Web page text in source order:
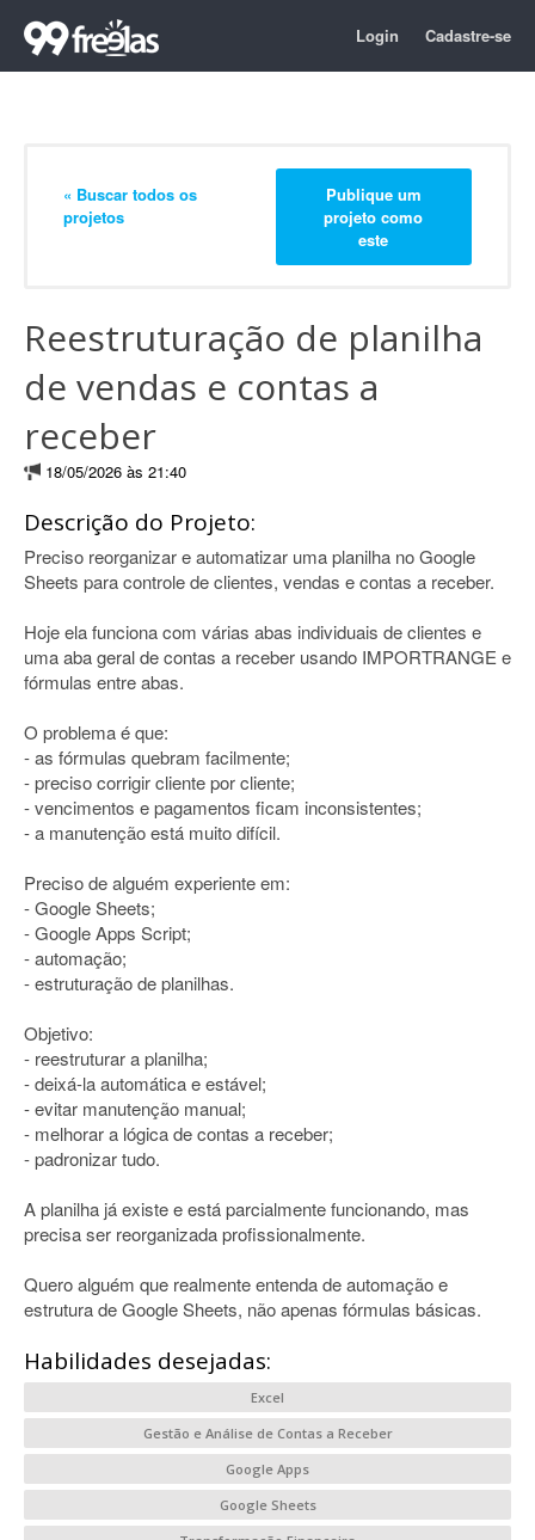
Login Cadastre-se
« Buscar todos os
projetos
Publique um
projeto como
este
Reestruturação de planilha
de vendas e contas a
receber
18/05/2026 às 21:40
Descrição do Projeto:
Preciso reorganizar e automatizar uma planilha no Google
Sheets para controle de clientes, vendas e contas a receber.
Hoje ela funciona com várias abas individuais de clientes e
uma aba geral de contas a receber usando IMPORTRANGE e
fórmulas entre abas.
O problema é que:
- as fórmulas quebram facilmente;
- preciso corrigir cliente por cliente;
- vencimentos e pagamentos ficam inconsistentes;
- a manutenção está muito difícil.
Preciso de alguém experiente em:
- Google Sheets;
- Google Apps Script;
- automação;
- estruturação de planilhas.
Objetivo:
- reestruturar a planilha;
- deixá-la automática e estável;
- evitar manutenção manual;
- melhorar a lógica de contas a receber;
- padronizar tudo.
A planilha já existe e está parcialmente funcionando, mas
precisa ser reorganizada profissionalmente.
Quero alguém que realmente entenda de automação e
estrutura de Google Sheets, não apenas fórmulas básicas.
Habilidades desejadas:
Excel
Gestão e Análise de Contas a Receber
Google Apps
Google Sheets